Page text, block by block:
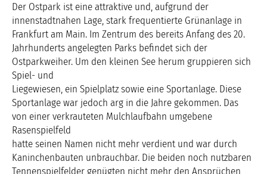
Der Ostpark ist eine attraktive und, aufgrund der
innenstadtnahen Lage, stark frequentierte Grünanlage in
Frankfurt am Main. Im Zentrum des bereits Anfang des 20.
Jahrhunderts angelegten Parks befindet sich der
Ostparkweiher. Um den kleinen See herum gruppieren sich
Spiel- und
Liegewiesen, ein Spielplatz sowie eine Sportanlage. Diese
Sportanlage war jedoch arg in die Jahre gekommen. Das
von einer verkrauteten Mulchlaufbahn umgebene
Rasenspielfeld
hatte seinen Namen nicht mehr verdient und war durch
Kaninchenbauten unbrauchbar. Die beiden noch nutzbaren